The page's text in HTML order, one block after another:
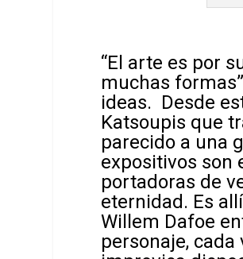
“El arte es por
muchas
ideas. Desde
Katsoupis que
parecido a una
expositivos son
portadoras de
eternidad. Es
Willem Dafoe
personaje,